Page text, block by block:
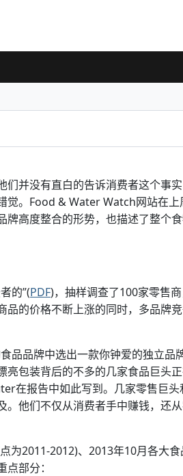
并没有直白的告诉消费者这个事
觉。Food & Water Watch网站在上
牌高度整合的形势，也描述了整个
的”(PDF)，抽样调查了100家零售
的价格不断上涨的同时，多品牌
品品牌中选出一款你钟爱的独立品
包装背后的不多的几家食品巨头
在报告中如此写到。几家零售巨头
。他们不仅从消费者手中赚钱，还
为2011-2012)、2013年10月各大
部分：